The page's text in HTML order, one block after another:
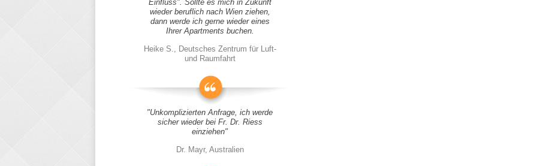
Einfluss". Sollte es mich in Zukunft
wieder beruflich nach Wien ziehen,
dann werde ich gerne wieder eines
Ihrer Apartments buchen.
Heike S., Deutsches Zentrum für Luft-
und Raumfahrt
"Unkomplizierten Anfrage, ich werde
sicher wieder bei Fr. Dr. Riess
einziehen"
Dr. Mayr, Australien